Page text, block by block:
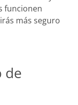
funcionen
más seguro
de